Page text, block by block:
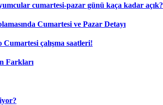
cumartesi-pazar günü kaça kadar açık?
Cumartesi ve Pazar Detayı
çalışma saatleri!
Farkları